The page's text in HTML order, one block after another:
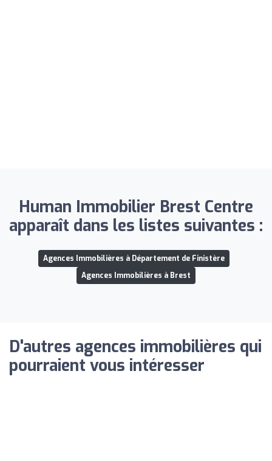
Human Immobilier Brest Centre
apparaît dans les listes suivantes :
Agences Immobilières à Département de Finistère
Agences Immobilières à Brest
D'autres agences immobilières qui
pourraient vous intéresser